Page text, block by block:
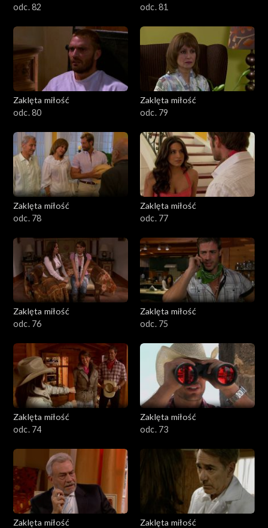
odc. 82
odc. 81
Zaklęta miłość
odc. 80
Zaklęta miłość
odc. 79
Zaklęta miłość
odc. 78
Zaklęta miłość
odc. 77
Zaklęta miłość
odc. 76
Zaklęta miłość
odc. 75
Zaklęta miłość
odc. 74
Zaklęta miłość
odc. 73
Zaklęta miłość
Zaklęta miłość